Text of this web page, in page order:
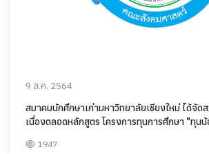
9 ส.ค. 2564
สมาคมนักศึกษาเก่ามหาวิทยาลัยเชียงใหม่ ได้จัด
เนื่องตลอดหลักสูตร โครงการทุนการศึกษา "ทุนน้
1947